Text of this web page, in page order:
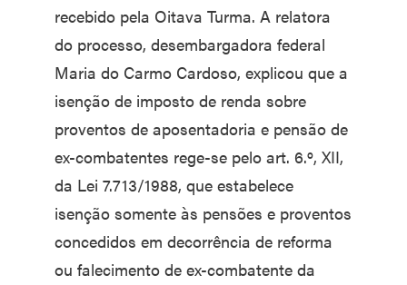
recebido pela Oitava Turma. A relatora
do processo, desembargadora federal
Maria do Carmo Cardoso, explicou que a
isenção de imposto de renda sobre
proventos de aposentadoria e pensão de
ex-combatentes rege-se pelo art. 6.º, XII,
da Lei 7.713/1988, que estabelece
isenção somente às pensões e proventos
concedidos em decorrência de reforma
ou falecimento de ex-combatente da